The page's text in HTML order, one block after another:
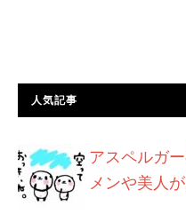
人気記事
アスペルガ
メンや美人